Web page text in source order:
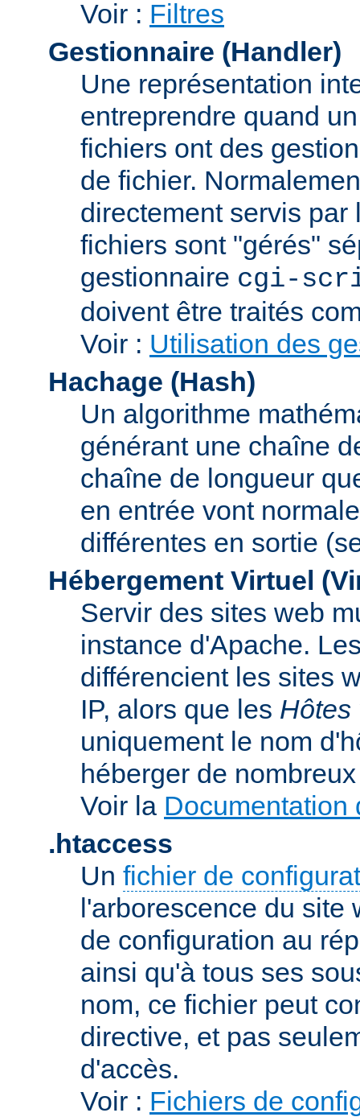
Voir : Filtres
Gestionnaire (Handler)
Une représentation
entreprendre quand
fichiers ont des
de fichier.
directement servis par
fichiers sont "gérés"
gestionnaire cgi-
doivent être traités
Voir : Utilisation des
Hachage (Hash)
Un algorithme
générant une chaîne
chaîne de longueur
en entrée vont
différentes en sortie
Hébergement Virtuel
Servir des sites web
instance d'Apache.
différencient les sites
IP, alors que les Hôtes
uniquement le nom
héberger de
Voir la Documentation
.htaccess
Un fichier de
l'arborescence du
de configuration au
ainsi qu'à tous ses
nom, ce fichier peut
directive, et pas
d'accès.
Voir : Fichiers de